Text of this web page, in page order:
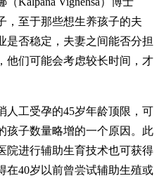
，至于那些想生养孩子的夫
是否稳定，夫妻之间能否分担
他们可能会考虑较长时间，才
人工受孕的45岁年龄顶限，可
孩子数量略增的一个原因。此
院进行辅助生育技术也可获得
在40岁以前曾尝试辅助生殖或